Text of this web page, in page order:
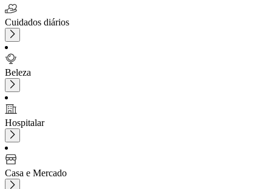
Cuidados diários
Beleza
Hospitalar
Casa e Mercado